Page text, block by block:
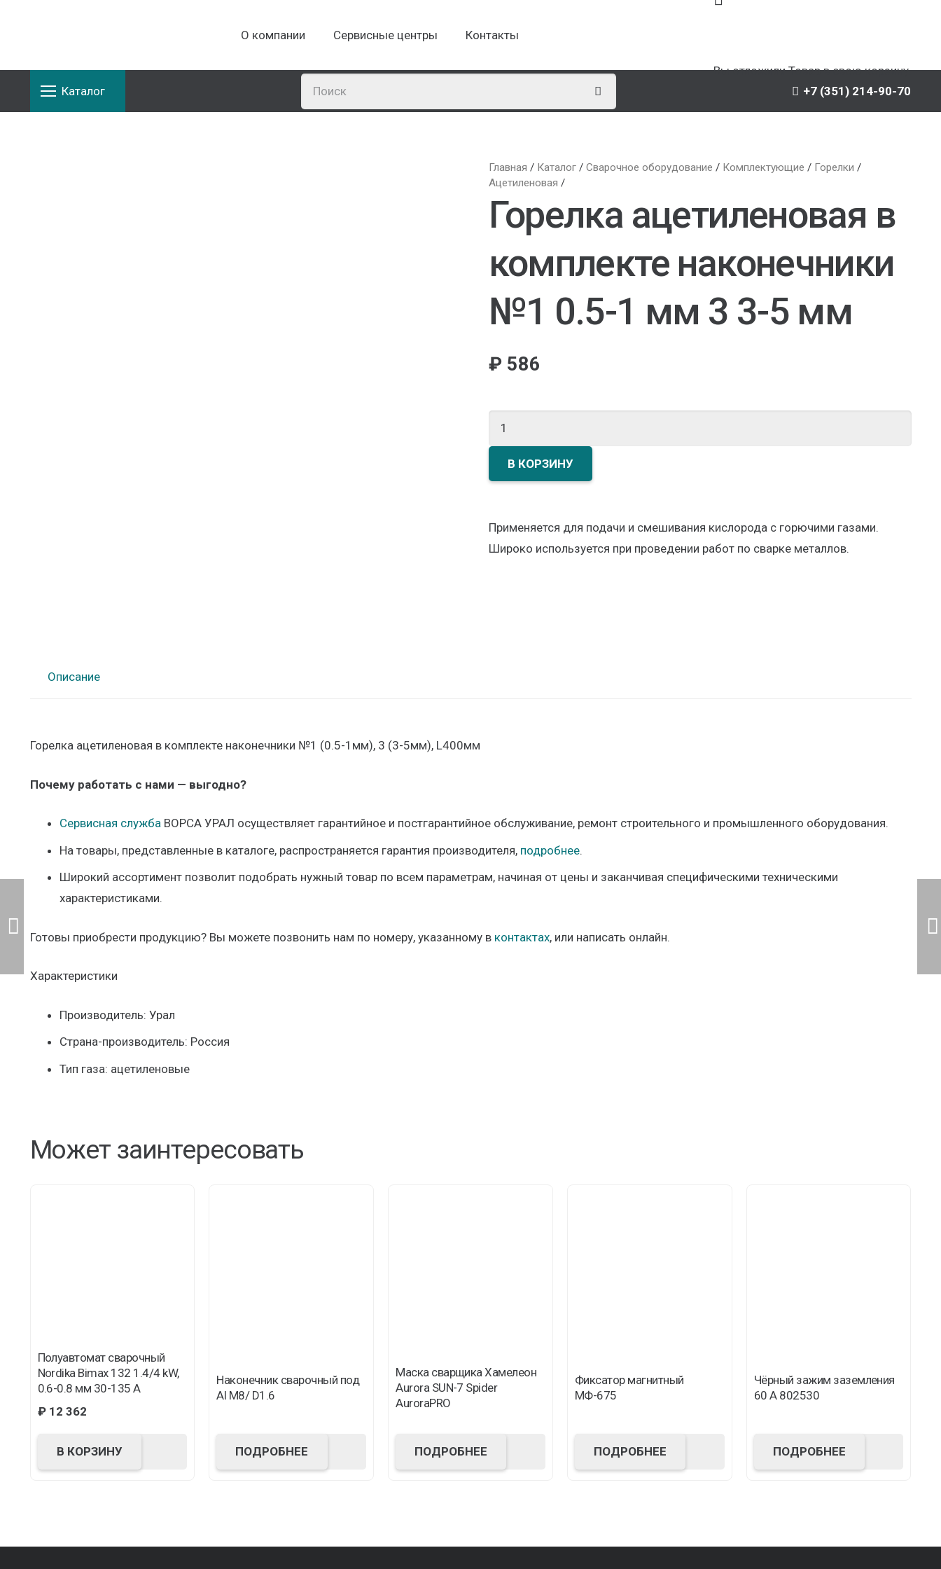
О компании Сервисные центры Контакты
Вы отложилиТоварв свою корзину.
Каталог
+7 (351) 214-90-70
Главная / Каталог/ Сварочное оборудование / Комплектующие / Горелки /
Ацетиленовая /
Горелка ацетиленовая в
комплекте наконечники
№1 0.5-1 мм 3 3-5 мм
₽ 586
Горелка
ацетиленовая
комплекте
наконечники
В КОРЗИНУ
Применяется для подачи и смешивания кислорода с горючими газами.
Широко используется при проведении работ по сварке металлов.
Описание
Горелка ацетиленовая в комплекте наконечники №1 (0.5-1мм), 3 (3-5мм), L400мм
Почему работать с нами — выгодно?
Сервисная служба ВОРСА УРАЛ осуществляет гарантийное и постгарантийное обслуживание, ремонт строительного и промышленного оборудования.
На товары, представленные в каталоге, распространяется гарантия производителя, подробнее.
Широкий ассортимент позволит подобрать нужный товар по всем параметрам, начиная от цены и заканчивая специфическими техническими
характеристиками.
Готовы приобрести продукцию? Вы можете позвонить нам по номеру, указанному в контактах, или написать онлайн.
Характеристики
Производитель: Урал
Страна-производитель: Россия
Тип газа: ацетиленовые
Может заинтересовать
Полуавтомат сварочный
Nordika Bimax 132 1.4/4 kW,
0.6-0.8 мм 30-135 А
₽12 362
В КОРЗИНУ
Наконечник сварочный под
Al M8/ D1.6
ПОДРОБНЕЕ
Маска сварщика Хамелеон
Aurora SUN-7 Spider
AuroraPRO
ПОДРОБНЕЕ
Фиксатор магнитный
МФ-675
ПОДРОБНЕЕ
Чёрный зажим заземления
60 A 802530
ПОДРОБНЕЕ